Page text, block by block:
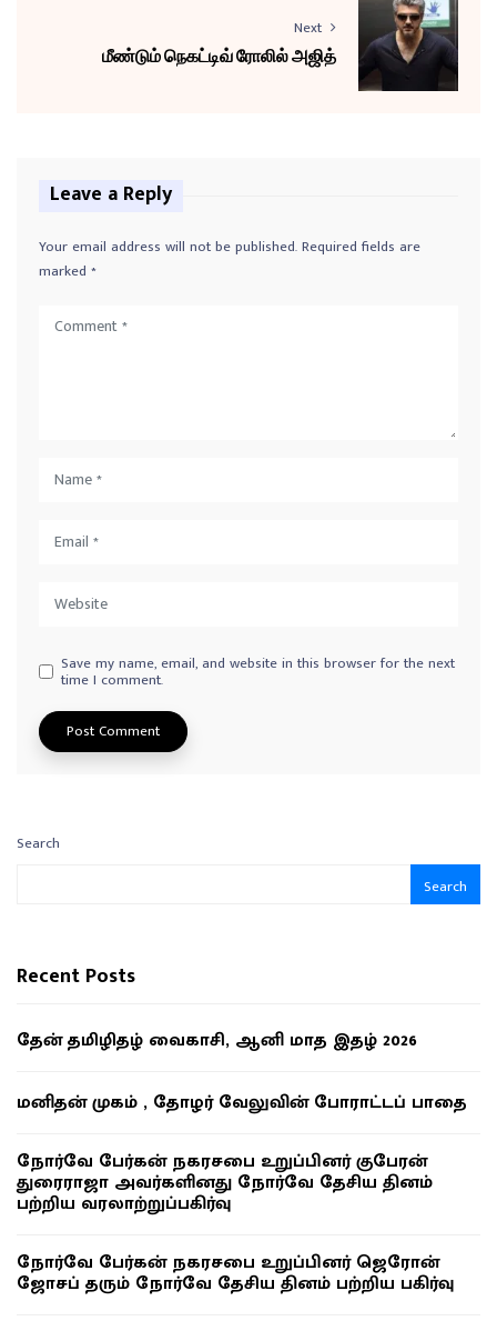
Next
மீண்டும் நெகட்டிவ் ரோலில் அஜித்
Leave a Reply
Your email address will not be published.Required fields are
marked *
Save my name, email, and website in this browser for the next
time I comment.
Search
Search
Recent Posts
தேன் தமிழிதழ் வைகாசி, ஆனி மாத இதழ் 2026
மனிதன் முகம் , தோழர் வேலுவின் போராட்டப் பாதை
நோர்வே பேர்கன் நகரசபை உறுப்பினர் குபேரன்
துரைராஜா அவர்களினது நோர்வே தேசிய தினம்
பற்றிய வரலாற்றுப்பகிர்வு
நோர்வே பேர்கன் நகரசபை உறுப்பினர் ஜெரோன்
ஜோசப் தரும் நோர்வே தேசிய தினம் பற்றிய பகிர்வு